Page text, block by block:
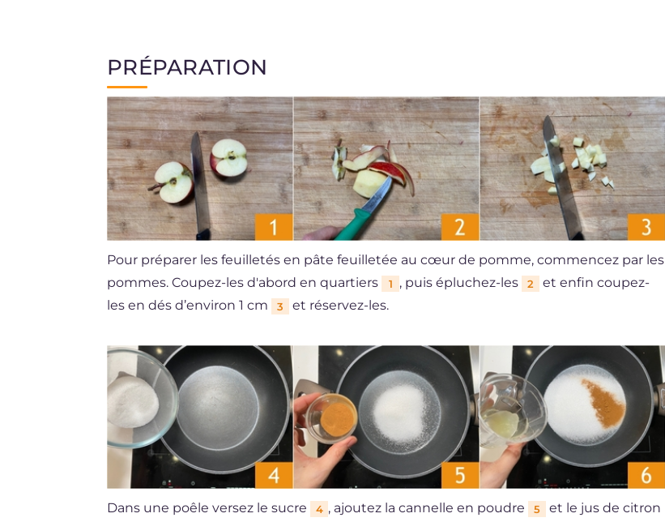
PRÉPARATION
Pour préparer les feuilletés en pâte feuilletée au cœur de pomme, commencez par les
pommes. Coupez-les d'abord en quartiers
1 , puis épluchez-les 2
et enfin coupez-
les en dés d’environ 1 cm
3 et réservez-les.
Dans une poêle versez le sucre 4 , ajoutez la cannelle en poudre 5 et le jus de citron